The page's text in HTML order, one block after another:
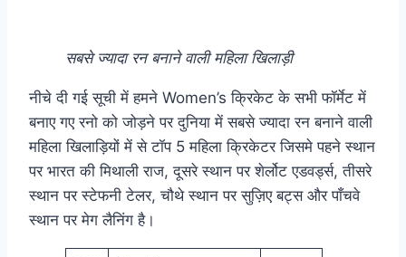
सबसे ज्यादा रन बनाने वाली महिला खिलाड़ी
नीचे दी गई सूची में हमने Women’s क्रिकेट के सभी फॉर्मेट में
बनाए गए रनो को जोड़ने पर दुनिया में सबसे ज्यादा रन बनाने वाली
महिला खिलाड़ियों में से टॉप 5 महिला क्रिकेटर जिसमे पहने स्थान
पर भारत की मिथाली राज, दूसरे स्थान पर शेर्लोट एडवर्ड्स, तीसरे
स्थान पर स्टेफनी टेलर, चौथे स्थान पर सुज़िए बट्स और पाँचवे
स्थान पर मेग लैनिंग है।